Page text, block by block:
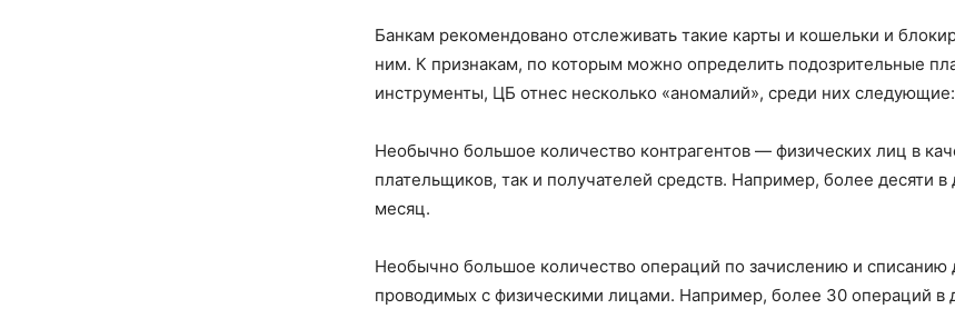
Банкам рекомендовано отслеживать такие карты и кошельки и
ним. К признакам, по которым можно определить подозрительные
инструменты, ЦБ отнес несколько «аномалий», среди них следующие:
Необычно большое количество контрагентов — физических лиц в
плательщиков, так и получателей средств. Например, более десяти
месяц.
Необычно большое количество операций по зачислению и списанию
проводимых с физическими лицами. Например, более 30 операций в